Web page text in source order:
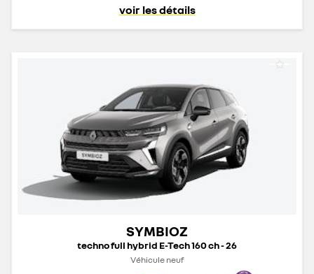
voir les détails
SYMBIOZ
techno full hybrid E-Tech 160 ch - 26
Véhicule neuf